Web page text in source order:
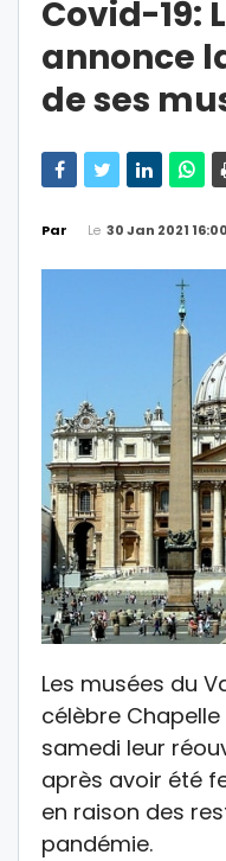
Covid-19:
annonce
de ses
Par Le 30 Jan 2021 16:00
Les musées du
célèbre
samedi leur
après avoir été
en raison des
pandémie.